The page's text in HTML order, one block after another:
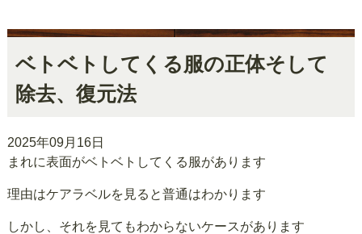
ベトベトしてくる服の正体そして
除去、復元法
2025年09月16日
まれに表面がベトベトしてくる服があります
理由はケアラベルを見ると普通はわかります
しかし、それを見てもわからないケースがあります